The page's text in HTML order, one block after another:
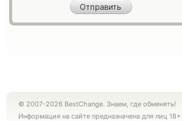
© 2007-2026 BestChange. Знаем, где обменять!
Информация на сайте предназначена для лиц 18+